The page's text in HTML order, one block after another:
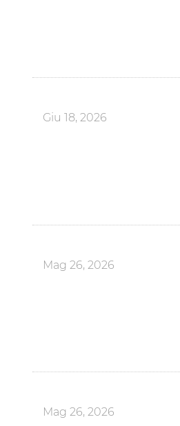
Giu 18, 2026
Mag 26, 2026
Mag 26, 2026